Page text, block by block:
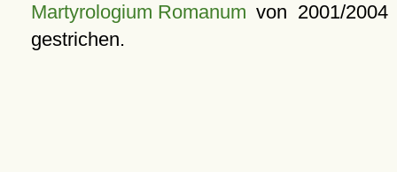
Martyrologium Romanum von 2001/2004
gestrichen.